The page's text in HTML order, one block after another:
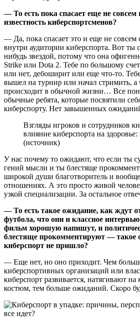
— То есть пока спасает еще не
известность киберспортсменов?
— Да, пока спасает это и еще не совсем
внутри аудитории киберспорта. Вот ты
нибудь звездой, потому что она
Strike или Dota 2. Тебе по большому
или нет, дебоширит или еще что-то.
вышел на турнир или начал стримить, а
происходит в обычной жизни… Все
обычные ребята, которые посвятили
киберспорту. Нет завышенных
Взгляды игроков и сотрудников
влияние киберспорта на здоровье:
(источник)
У нас почему то ожидают, что если ты
гений мысли и ты блестяще
широкой души благотворитель и
отношениях. А это просто живой
узкой специализации. За остальное
— То есть такое ожидание, как ждут
футбола, что они и классное
фильм хорошую напишут, и
блестяще прокомментируют — такое
киберспорт не пришло?
— Еще нет, но оно приходит. Чем
киберспортивных организаций или
киберспорт развивается, натягивают на
костюм, тем больше ожиданий. Скоро